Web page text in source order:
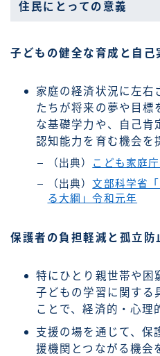
住民にとっての意義
子どもの健全な育成と自己
家庭の経済状況に左右
たちが将来の夢や目標
な基礎学力や、自己肯
認知能力を育む機会を
（出典）
こども家庭
（出典）文部科学省
る大綱」令和元年
保護者の負担軽減と孤立防
特にひとり親世帯や困
子どもの学習に関する
ことで、経済的・心理
支援の場を通じて、保
援機関とつながる機会